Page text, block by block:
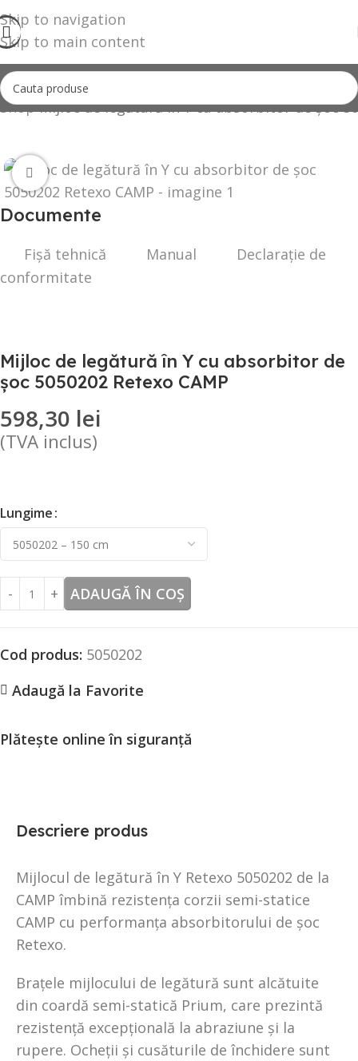
Skip to navigation
Skip to main content
Shop Mijloc de legătură în Y cu absorbitor de șoc
Click to enlarge
Documente
Fișă tehnică Manual
Declarație de
conformitate
Mijloc de legătură în Y cu absorbitor de
șoc 5050202 Retexo CAMP
598,30 lei
(TVA inclus)
Lungime
ADAUGĂ ÎN COȘ
Cod produs: 5050202
Adaugă la Favorite
Plătește online în siguranță
Descriere produs
Mijlocul de legătură în Y Retexo 5050202 de la
CAMP îmbină rezistența corzii semi-statice
CAMP cu performanța absorbitorului de șoc
Retexo.
Brațele mijlocului de legătură sunt alcătuite
din coardă semi-statică Prium, care prezintă
rezistență excepțională la abraziune și la
rupere. Ocheții și cusăturile de închidere sunt